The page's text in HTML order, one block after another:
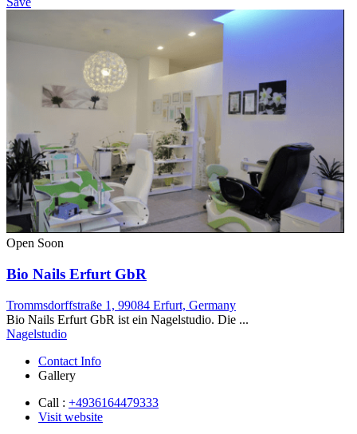
Open Soon
Bio Nails Erfurt GbR
Trommsdorffstraße 1, 99084 Erfurt, Germany
Bio Nails Erfurt GbR ist ein Nagelstudio. Die ...
Nagelstudio
Contact Info
Gallery
Call : +4936164479333
Visit website